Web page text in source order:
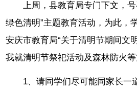
上周，县教育局专门下文，
绿色清明”主题教育活动，为此，
安庆市教育局“关于清明节期间文
我就清明节祭祀活动及森林防火等
1、请同学们尽可能同家长一